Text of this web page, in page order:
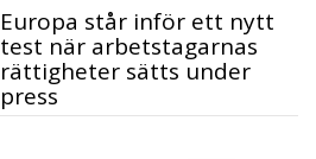
Europa står inför ett nytt
test när arbetstagarnas
rättigheter sätts under
press